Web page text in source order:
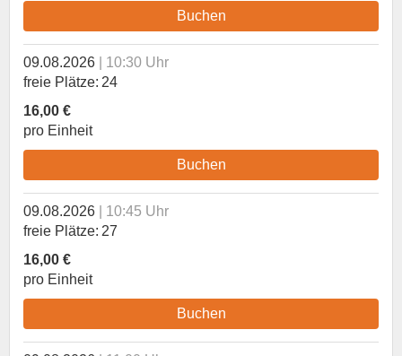
Buchen
09.08.2026
10:30 Uhr
freie Plätze 24
16,00 €
pro Einheit
Buchen
09.08.2026
10:45 Uhr
freie Plätze 27
16,00 €
pro Einheit
Buchen